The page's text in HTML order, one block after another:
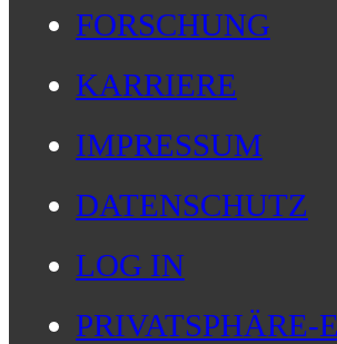
FORSCHUNG
KARRIERE
IMPRESSUM
DATENSCHUTZ
LOG IN